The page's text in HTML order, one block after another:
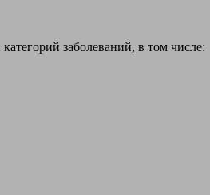
заболеваний, в том числе: